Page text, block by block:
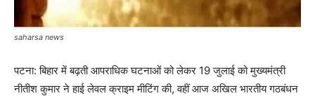
saharsa news
पटना: बिहार में बढ़ती आपराधिक घटनाओं को लेकर 19 जुलाई को मुख्यमंत्री
नीतीश कुमार ने हाई लेवल क्राइम मीटिंग की, वहीं आज अखिल भारतीय गठबंधन